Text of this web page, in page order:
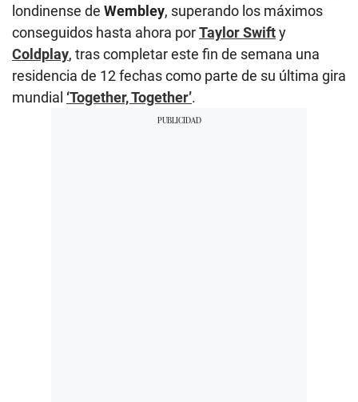
londinense de Wembley, superando los máximos
conseguidos hasta ahora porTaylor Swifty
Coldplay, tras completar este fin de semana una
residencia de 12 fechas como parte de su última gira
mundial ‘Together, Together’.